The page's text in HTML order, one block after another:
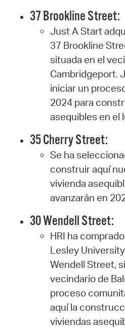
37 Brookline Street:
Just A Start
37 Brookline
situada en el
Cambridgeport.
iniciar un
2024 para
asequibles en el
35 Cherry Street:
Se ha
construir aquí
vivienda
avanzarán en
30 Wendell Street:
HRI ha
Lesley
Wendell Street,
vecindario de
proceso
aquí la
viviendas